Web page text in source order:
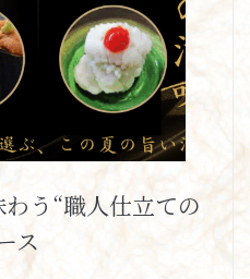
う“職人仕立ての
ス